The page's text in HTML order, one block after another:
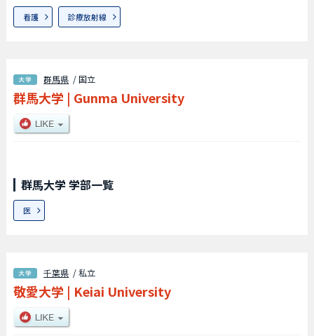
看護 診療放射線
群馬県 / 国立
群馬大学 | Gunma University
群馬大学 学部一覧
医
千葉県 / 私立
敬愛大学 | Keiai University